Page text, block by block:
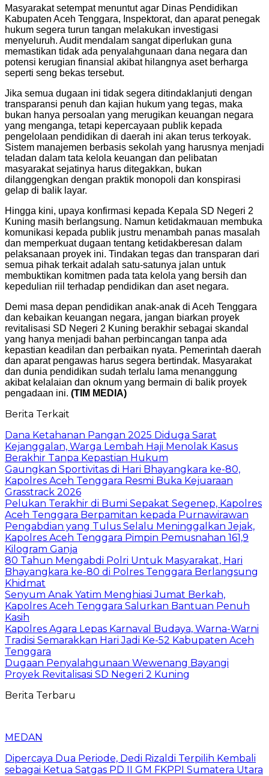
Masyarakat setempat menuntut agar Dinas Pendidikan
Kabupaten Aceh Tenggara, Inspektorat, dan aparat penegak
hukum segera turun tangan melakukan investigasi
menyeluruh. Audit mendalam sangat diperlukan guna
memastikan tidak ada penyalahgunaan dana negara dan
potensi kerugian finansial akibat hilangnya aset berharga
seperti seng bekas tersebut.
Jika semua dugaan ini tidak segera ditindaklanjuti dengan
transparansi penuh dan kajian hukum yang tegas, maka
bukan hanya persoalan yang merugikan keuangan negara
yang menganga, tetapi kepercayaan publik kepada
pengelolaan pendidikan di daerah ini akan terus terkoyak.
Sistem manajemen berbasis sekolah yang harusnya menjadi
teladan dalam tata kelola keuangan dan pelibatan
masyarakat sejatinya harus ditegakkan, bukan
dilanggengkan dengan praktik monopoli dan konspirasi
gelap di balik layar.
Hingga kini, upaya konfirmasi kepada Kepala SD Negeri 2
Kuning masih berlangsung. Namun ketidakmauan membuka
komunikasi kepada publik justru menambah panas masalah
dan memperkuat dugaan tentang ketidakberesan dalam
pelaksanaan proyek ini. Tindakan tegas dan transparan dari
semua pihak terkait adalah satu-satunya jalan untuk
membuktikan komitmen pada tata kelola yang bersih dan
kepedulian riil terhadap pendidikan dan aset negara.
Demi masa depan pendidikan anak-anak di Aceh Tenggara
dan kebaikan keuangan negara, jangan biarkan proyek
revitalisasi SD Negeri 2 Kuning berakhir sebagai skandal
yang hanya menjadi bahan perbincangan tanpa ada
kepastian keadilan dan perbaikan nyata. Pemerintah daerah
dan aparat pengawas harus segera bertindak. Masyarakat
dan dunia pendidikan sudah terlalu lama menanggung
akibat kelalaian dan oknum yang bermain di balik proyek
pengadaan ini. (TIM MEDIA)
Berita Terkait
Dana Ketahanan Pangan 2025 Diduga Sarat
Kejanggalan, Warga Lembah Haji Menolak Kasus
Berakhir Tanpa Kepastian Hukum
Gaungkan Sportivitas di Hari Bhayangkara ke-80,
Kapolres Aceh Tenggara Resmi Buka Kejuaraan
Grasstrack 2026
Pelukan Terakhir di Bumi Sepakat Segenep, Kapolres
Aceh Tenggara Berpamitan kepada Purnawirawan
Pengabdian yang Tulus Selalu Meninggalkan Jejak,
Kapolres Aceh Tenggara Pimpin Pemusnahan 161,9
Kilogram Ganja
80 Tahun Mengabdi Polri Untuk Masyarakat, Hari
Bhayangkara ke-80 di Polres Tenggara Berlangsung
Khidmat
Senyum Anak Yatim Menghiasi Jumat Berkah,
Kapolres Aceh Tenggara Salurkan Bantuan Penuh
Kasih
Kapolres Agara Lepas Karnaval Budaya, Warna-Warni
Tradisi Semarakkan Hari Jadi Ke-52 Kabupaten Aceh
Tenggara
Dugaan Penyalahgunaan Wewenang Bayangi
Proyek Revitalisasi SD Negeri 2 Kuning
Berita Terbaru
MEDAN
Dipercaya Dua Periode, Dedi Rizaldi Terpilih Kembali
sebagai Ketua Satgas PD II GM FKPPI Sumatera Utara